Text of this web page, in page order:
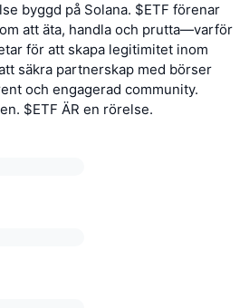
byggd på Solana. $ETF förenar
att äta, handla och prutta—varför
för att skapa legitimitet inom
säkra partnerskap med börser
och engagerad community.
$ETF ÄR en rörelse.